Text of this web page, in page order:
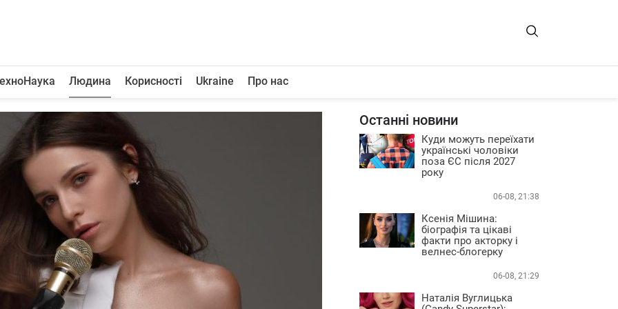
Людина Корисності Ukraine Про нас
Останні новини
Куди можуть переїхати
українські чоловіки
поза ЄС після 2027
року
06-08, 21:38
Ксенія Мішина:
біографія та цікаві
факти про акторку і
велнес-блогерку
06-08, 21:29
Наталія Вуглицька